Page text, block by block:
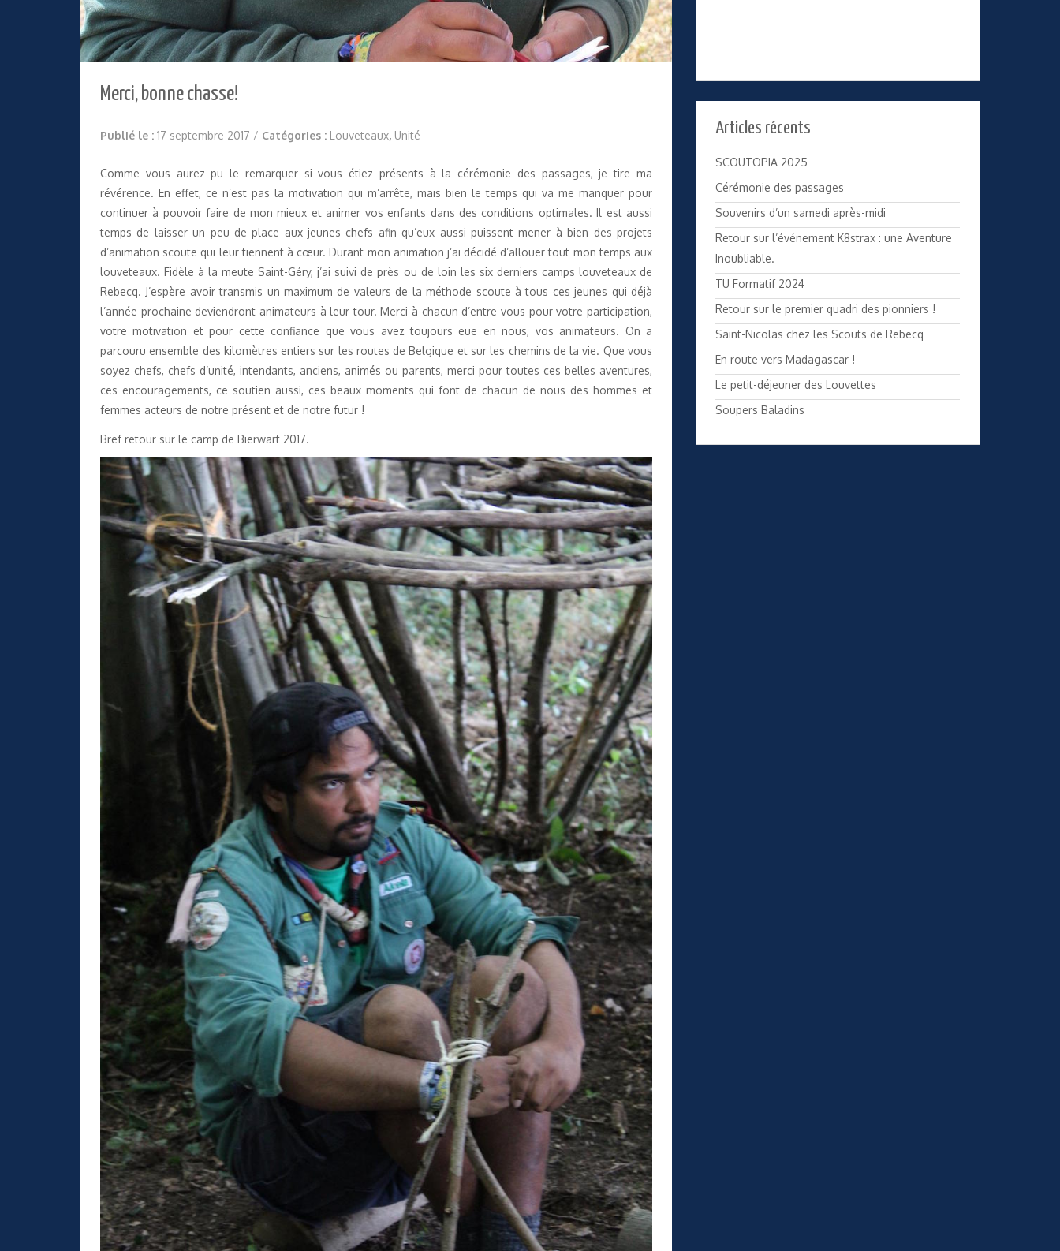
Merci, bonne chasse!
Publié le : 17 septembre 2017 / Catégories : Louveteaux, Unité
Comme vous aurez pu le remarquer si vous étiez présents à la cérémonie des passages, je tire ma
révérence. En effet, ce n’est pas la motivation qui m’arrête, mais bien le temps qui va me manquer pour
continuer à pouvoir faire de mon mieux et animer vos enfants dans des conditions optimales. Il est aussi
temps de laisser un peu de place aux jeunes chefs afin qu’eux aussi puissent mener à bien des projets
d’animation scoute qui leur tiennent à cœur. Durant mon animation j’ai décidé d’allouer tout mon temps aux
louveteaux. Fidèle à la meute Saint-Géry, j’ai suivi de près ou de loin les six derniers camps louveteaux de
Rebecq. J’espère avoir transmis un maximum de valeurs de la méthode scoute à tous ces jeunes qui déjà
l’année prochaine deviendront animateurs à leur tour. Merci à chacun d’entre vous pour votre participation,
votre motivation et pour cette confiance que vous avez toujours eue en nous, vos animateurs. On a
parcouru ensemble des kilomètres entiers sur les routes de Belgique et sur les chemins de la vie. Que vous
soyez chefs, chefs d’unité, intendants, anciens, animés ou parents, merci pour toutes ces belles aventures,
ces encouragements, ce soutien aussi, ces beaux moments qui font de chacun de nous des hommes et
femmes acteurs de notre présent et de notre futur !
Bref retour sur le camp de Bierwart 2017.
Articles récents
SCOUTOPIA 2025
Cérémonie des passages
Souvenirs d’un samedi après-midi
Retour sur l’événement K8strax : une Aventure
Inoubliable.
TU Formatif 2024
Retour sur le premier quadri des pionniers !
Saint-Nicolas chez les Scouts de Rebecq
En route vers Madagascar !
Le petit-déjeuner des Louvettes
Soupers Baladins